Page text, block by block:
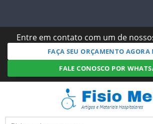
Entre em contato com um de
FAÇA SEU ORÇAMENTO AGORA
FALE CONOSCO POR